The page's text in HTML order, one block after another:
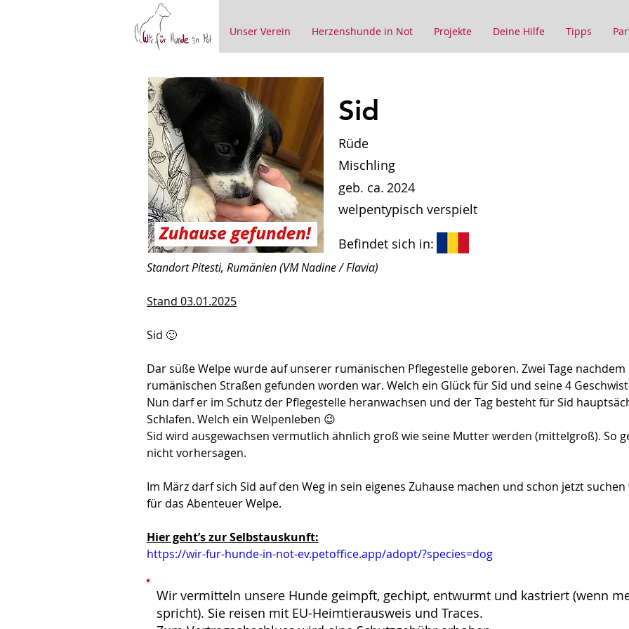
Unser Verein Herzenshunde in Not Projekte Deine Hilfe Tipps
Sid
Rüde
Mischling
2024
welpentypisch verspielt
Befindet sich in:
geb. ca.
Standort Pitesti, Rumänien (VM Nadine / Flavia)
Stand 03.01.2025
Sid 🙂
Dar süße Welpe wurde auf unserer rumänischen Pflegestelle geboren. Zwei Tage
rumänischen Straßen gefunden worden war. Welch ein Glück für Sid und seine 4
Nun darf er im Schutz der Pflegestelle heranwachsen und der Tag besteht für Sid
Schlafen. Welch ein Welpenleben 😉
Sid wird ausgewachsen vermutlich ähnlich groß wie seine Mutter werden (mittelgroß). So
nicht vorhersagen.
Im März darf sich Sid auf den Weg in sein eigenes Zuhause machen und schon jetzt
für das Abenteuer Welpe.
Hier geht’s zur Selbstauskunft:
https://wir-fur-hunde-in-not-ev.petoffice.app/adopt/?species=dog
Wir vermitteln unsere Hunde geimpft, gechipt, entwurmt und kastriert (wenn
spricht). Sie reisen mit EU-Heimtierausweis und Traces.